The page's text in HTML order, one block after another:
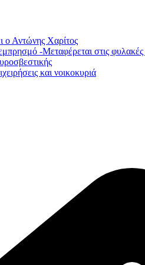
ο Αντώνης Χαρίτος
-Μεταφέρεται στις
και νοικοκυριά